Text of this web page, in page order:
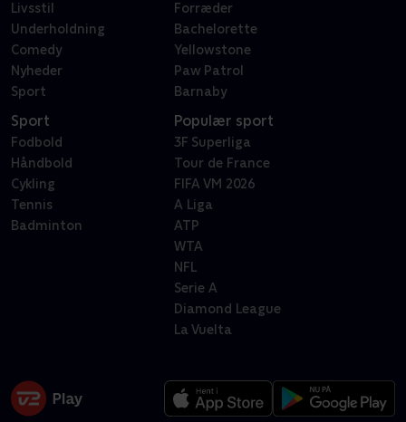
Livsstil
Underholdning
Comedy
Nyheder
Sport
Forræder
Bachelorette
Yellowstone
Paw Patrol
Barnaby
Sport
Fodbold
Håndbold
Cykling
Tennis
Badminton
Populær sport
3F Superliga
Tour de France
FIFA VM 2026
A Liga
ATP
WTA
NFL
Serie A
Diamond League
La Vuelta